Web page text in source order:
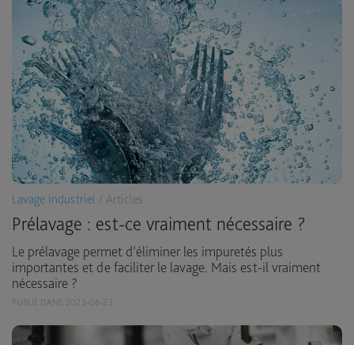
Lavage industriel / Articles
Prélavage : est-ce vraiment nécessaire ?
Le prélavage permet d’éliminer les impuretés plus
importantes et de faciliter le lavage. Mais est-il vraiment
nécessaire ?
PUBLIÉ DANS 2023-06-23